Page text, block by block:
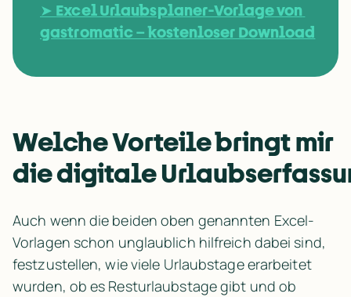
➤ Excel Urlaubsplaner-Vorlage von
gastromatic – kostenloser Download
Welche Vorteile bringt mir
die digitale
Auch wenn die beiden oben genannten Excel-
Vorlagen schon unglaublich hilfreich dabei sind,
festzustellen, wie viele Urlaubstage erarbeitet
wurden, ob es Resturlaubstage gibt und ob